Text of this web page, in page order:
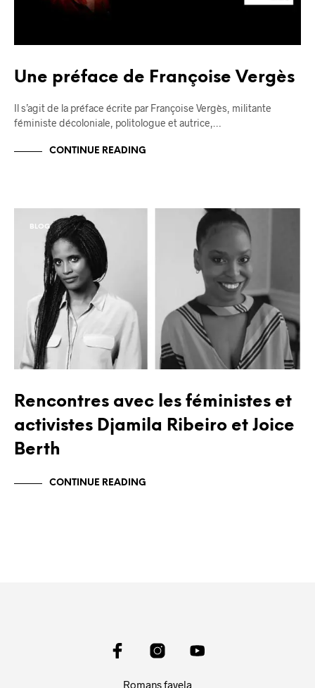
Une préface de Françoise Vergès
Il s’agit de la préface écrite par Françoise Vergès, militante
féministe décoloniale, politologue et autrice,…
CONTINUE READING
BLOG
Rencontres avec les féministes et
activistes Djamila Ribeiro et Joice
Berth
CONTINUE READING
Romans favela